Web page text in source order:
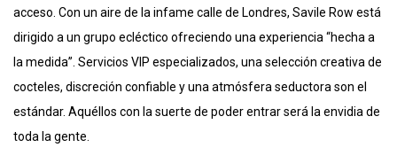
acceso. Con un aire de la infame calle de Londres, Savile Row está
dirigido a un grupo ecléctico ofreciendo una experiencia “hecha a
la medida”. Servicios VIP especializados, una selección creativa de
cocteles, discreción confiable y una atmósfera seductora son el
estándar. Aquéllos con la suerte de poder entrar será la envidia de
toda la gente.